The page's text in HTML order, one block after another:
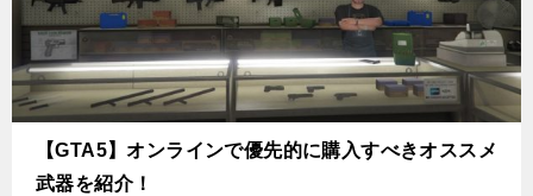
【GTA5】オンラインで優先的に購入すべきオススメ
武器を紹介！